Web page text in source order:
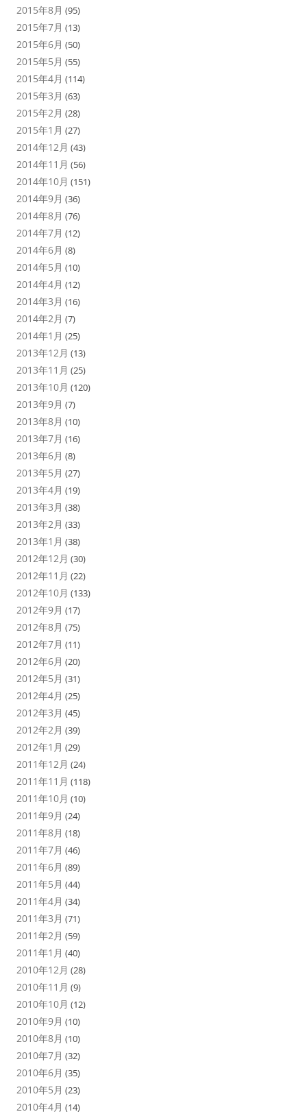
2015年8月 (95)
2015年7月 (13)
2015年6月 (50)
2015年5月 (55)
2015年4月 (114)
2015年3月 (63)
2015年2月 (28)
2015年1月 (27)
2014年12月 (43)
2014年11月 (56)
2014年10月 (151)
2014年9月 (36)
2014年8月 (76)
2014年7月 (12)
2014年6月 (8)
2014年5月 (10)
2014年4月 (12)
2014年3月 (16)
2014年2月 (7)
2014年1月 (25)
2013年12月 (13)
2013年11月 (25)
2013年10月 (120)
2013年9月 (7)
2013年8月 (10)
2013年7月 (16)
2013年6月 (8)
2013年5月 (27)
2013年4月 (19)
2013年3月 (38)
2013年2月 (33)
2013年1月 (38)
2012年12月 (30)
2012年11月 (22)
2012年10月 (133)
2012年9月 (17)
2012年8月 (75)
2012年7月 (11)
2012年6月 (20)
2012年5月 (31)
2012年4月 (25)
2012年3月 (45)
2012年2月 (39)
2012年1月 (29)
2011年12月 (24)
2011年11月 (118)
2011年10月 (10)
2011年9月 (24)
2011年8月 (18)
2011年7月 (46)
2011年6月 (89)
2011年5月 (44)
2011年4月 (34)
2011年3月 (71)
2011年2月 (59)
2011年1月 (40)
2010年12月 (28)
2010年11月 (9)
2010年10月 (12)
2010年9月 (10)
2010年8月 (10)
2010年7月 (32)
2010年6月 (35)
2010年5月 (23)
2010年4月 (14)